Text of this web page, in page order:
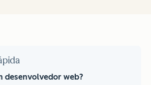
desenvolvedor web?